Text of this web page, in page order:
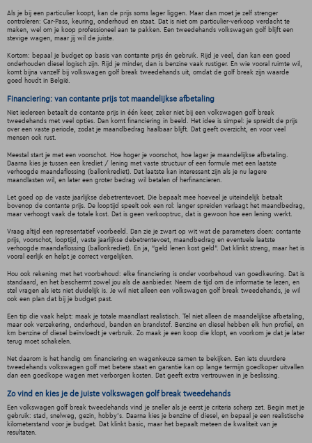
Als je bij een particulier koopt, kan de prijs soms lager liggen. Maar dan moet je zelf strenger
controleren: Car-Pass, keuring, onderhoud en staat. Dat is niet om particulier-verkoop verdacht te
maken, wel om je koop professioneel aan te pakken. Een tweedehands volkswagen golf blijft een
stevige wagen, maar jij wil de juiste.
Kortom: bepaal je budget op basis van contante prijs én gebruik. Rijd je veel, dan kan een goed
onderhouden diesel logisch zijn. Rijd je minder, dan is benzine vaak rustiger. En wie vooral ruimte wil,
komt bijna vanzelf bij volkswagen golf break tweedehands uit, omdat de golf break zijn waarde
goed houdt in België.
Financiering: van contante prijs tot maandelijkse afbetaling
Niet iedereen betaalt de contante prijs in één keer, zeker niet bij een volkswagen golf break
tweedehands met veel opties. Dan komt financiering in beeld. Het idee is simpel: je spreidt de prijs
over een vaste periode, zodat je maandbedrag haalbaar blijft. Dat geeft overzicht, en voor veel
mensen ook rust.
Meestal start je met een voorschot. Hoe hoger je voorschot, hoe lager je maandelijkse afbetaling.
Daarna kies je tussen een krediet / lening met vaste structuur of een formule met een laatste
verhoogde maandaflossing (ballonkrediet). Dat laatste kan interessant zijn als je nu lagere
maandlasten wil, en later een groter bedrag wil betalen of herfinancieren.
Let goed op de vaste jaarlijkse debetrentevoet. Die bepaalt mee hoeveel je uiteindelijk betaalt
bovenop de contante prijs. De looptijd speelt ook een rol: langer spreiden verlaagt het maandbedrag,
maar verhoogt vaak de totale kost. Dat is geen verkooptruc, dat is gewoon hoe een lening werkt.
Vraag altijd een representatief voorbeeld. Dan zie je zwart op wit wat de parameters doen: contante
prijs, voorschot, looptijd, vaste jaarlijkse debetrentevoet, maandbedrag en eventuele laatste
verhoogde maandaflossing (ballonkrediet). En ja, “geld lenen kost geld”. Dat klinkt streng, maar het is
vooral eerlijk en helpt je correct vergelijken.
Hou ook rekening met het voorbehoud: elke financiering is onder voorbehoud van goedkeuring. Dat is
standaard, en het beschermt zowel jou als de aanbieder. Neem de tijd om de informatie te lezen, en
stel vragen als iets niet duidelijk is. Je wil niet alleen een volkswagen golf break tweedehands, je wil
ook een plan dat bij je budget past.
Een tip die vaak helpt: maak je totale maandlast realistisch. Tel niet alleen de maandelijkse afbetaling,
maar ook verzekering, onderhoud, banden en brandstof. Benzine en diesel hebben elk hun profiel, en
km benzine of diesel beïnvloedt je verbruik. Zo maak je een koop die klopt, en voorkom je dat je later
terug moet schakelen.
Net daarom is het handig om financiering en wagenkeuze samen te bekijken. Een iets duurdere
tweedehands volkswagen golf met betere staat en garantie kan op lange termijn goedkoper uitvallen
dan een goedkope wagen met verborgen kosten. Dat geeft extra vertrouwen in je beslissing.
Zo vind en kies je de juiste volkswagen golf break tweedehands
Een volkswagen golf break tweedehands vind je sneller als je eerst je criteria scherp zet. Begin met je
gebruik: stad, snelweg, gezin, hobby’s. Daarna kies je benzine of diesel, en bepaal je een realistische
kilometerstand voor je budget. Dat klinkt basic, maar het bepaalt meteen de kwaliteit van je
resultaten.